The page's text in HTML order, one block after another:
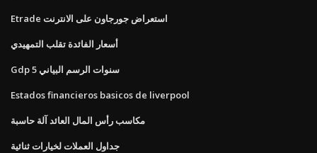
Etrade استعراض جورجاون على الانترنت
أسعار الفائدة تقلب التمهيدي
Gdp 5 سنوات الرسم البياني
Estados financieros basicos de liverpool
مكاسب رأس المال العائد آلة حاسبة
جداول العملات لخيارات ثنائية